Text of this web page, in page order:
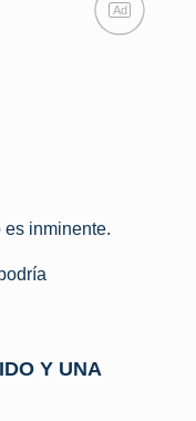
Ad
es inminente.
Y UNA